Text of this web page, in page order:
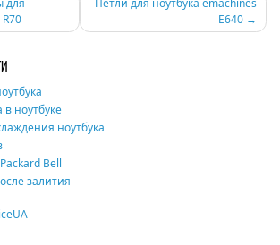
для
Петли для ноутбука emachines
E640
в ноутбуке
ноутбука
Bell
залития